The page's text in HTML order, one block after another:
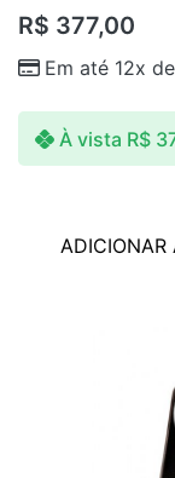
R$ 377,00
Em até 12x de
À vista R$
ADICIONAR